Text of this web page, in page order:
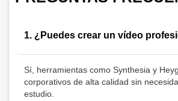
1. ¿Puedes crear un vídeo
Sí, herramientas como Synthesia y
corporativos de alta calidad sin
estudio.